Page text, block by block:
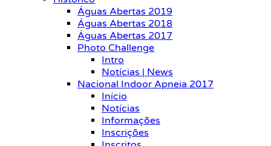
Águas Abertas 2019
Águas Abertas 2018
Águas Abertas 2017
Photo Challenge
Intro
Notícias | News
Nacional Indoor Apneia 2017
Início
Notícias
Informações
Inscrições